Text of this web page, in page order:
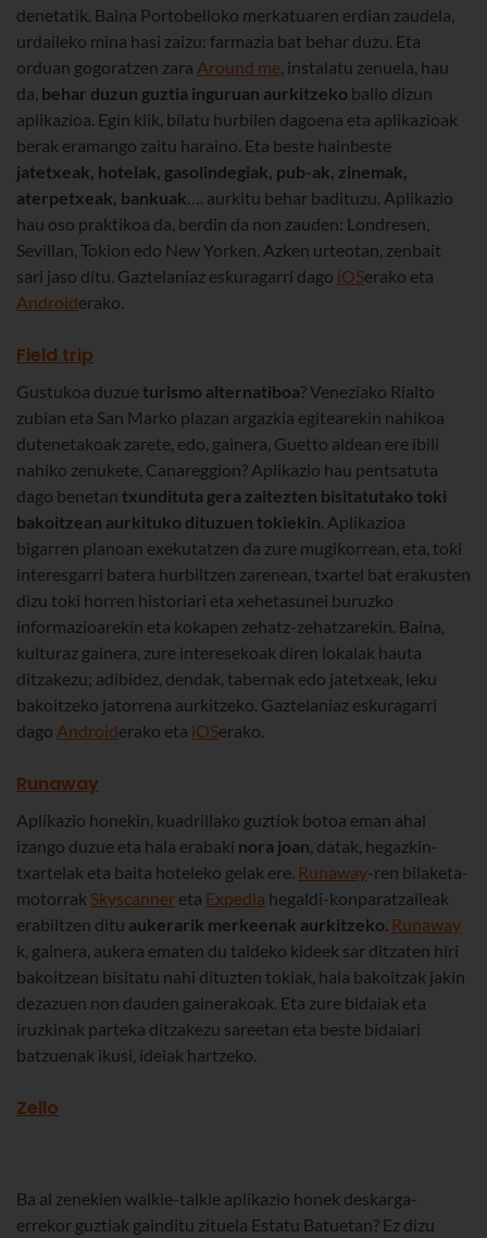
denetatik. Baina Portobelloko merkatuaren erdian zaudela,
urdaileko mina hasi zaizu: farmazia bat behar duzu. Eta
orduan gogoratzen zara Around me, instalatu zenuela, hau
da, behar duzun guztia inguruan aurkitzeko balio dizun
aplikazioa. Egin klik, bilatu hurbilen dagoena eta aplikazioak
berak eramango zaitu haraino. Eta beste hainbeste
jatetxeak, hotelak, gasolindegiak, pub-ak, zinemak,
aterpetxeak, bankuak…. aurkitu behar badituzu. Aplikazio
hau oso praktikoa da, berdin da non zauden: Londresen,
Sevillan, Tokion edo New Yorken. Azken urteotan, zenbait
sari jaso ditu. Gaztelaniaz eskuragarri dago iOSerako eta
Androiderako.
Field trip
Gustukoa duzue turismo alternatiboa? Veneziako Rialto
zubian eta San Marko plazan argazkia egitearekin nahikoa
dutenetakoak zarete, edo, gainera, Guetto aldean ere ibili
nahiko zenukete, Canareggion? Aplikazio hau pentsatuta
dago benetan txundituta gera zaitezten bisitatutako toki
bakoitzean aurkituko dituzuen tokiekin. Aplikazioa
bigarren planoan exekutatzen da zure mugikorrean, eta, toki
interesgarri batera hurbiltzen zarenean, txartel bat erakusten
dizu toki horren historiari eta xehetasunei buruzko
informazioarekin eta kokapen zehatz-zehatzarekin. Baina,
kulturaz gainera, zure interesekoak diren lokalak hauta
ditzakezu; adibidez, dendak, tabernak edo jatetxeak, leku
bakoitzeko jatorrena aurkitzeko. Gaztelaniaz eskuragarri
dago Androiderako eta iOSerako.
Runaway
Aplikazio honekin, kuadrillako guztiok botoa eman ahal
izango duzue eta hala erabaki nora joan, datak, hegazkin-
txartelak eta baita hoteleko gelak ere. Runaway-ren bilaketa-
motorrak Skyscanner eta Expedia hegaldi-konparatzaileak
erabiltzen ditu aukerarik merkeenak aurkitzeko. Runaway
k, gainera, aukera ematen du taldeko kideek sar ditzaten hiri
bakoitzean bisitatu nahi dituzten tokiak, hala bakoitzak jakin
dezazuen non dauden gainerakoak. Eta zure bidaiak eta
iruzkinak parteka ditzakezu sareetan eta beste bidaiari
batzuenak ikusi, ideiak hartzeko.
Zello
Ba al zenekien walkie-talkie aplikazio honek deskarga-
errekor guztiak gainditu zituela Estatu Batuetan? Ez dizu